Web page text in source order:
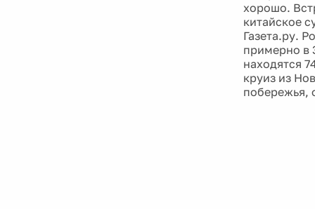
хорошо.
китайское
Газета.ру.
примерно в
находятся
круиз из
побережья,